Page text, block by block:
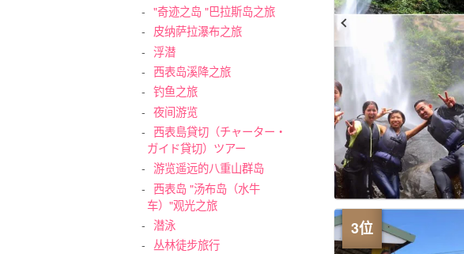
"奇迹之岛 "巴拉斯岛之旅
皮纳萨拉瀑布之旅
浮潜
西表岛溪降之旅
钓鱼之旅
夜间游览
西表島貸切（チャーター・
ガイド貸切）ツアー
游览遥远的八重山群岛
西表岛 "汤布岛（水牛
车）"观光之旅
潜泳
丛林徒步旅行